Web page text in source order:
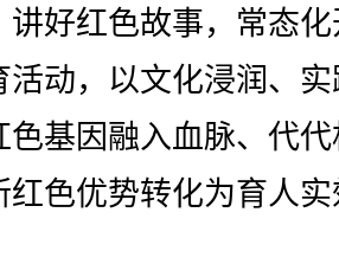
讲好红色故事，常态
活动，以文化浸润、
色基因融入血脉、代
红色优势转化为育人